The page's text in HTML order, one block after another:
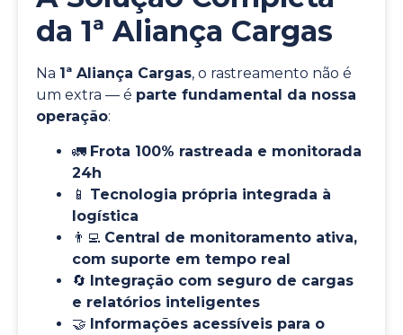
da 1ª Aliança Cargas
Na 1ª Aliança Cargas, o rastreamento não é
um extra — é parte fundamental da nossa
operação:
🚛 Frota 100% rastreada e monitorada
24h
📱 Tecnologia própria integrada à
logística
👨‍💻 Central de monitoramento ativa,
com suporte em tempo real
🔄 Integração com seguro de cargas
e relatórios inteligentes
🤝 Informações acessíveis para o